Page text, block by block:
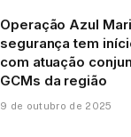
Operação Azul
segurança tem
com atuação
GCMs da região
9 de outubro de 2025